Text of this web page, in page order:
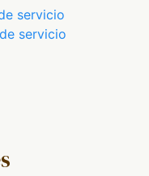
servicio
servicio